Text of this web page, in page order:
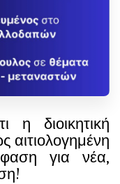
η διοικητική
για νέα,